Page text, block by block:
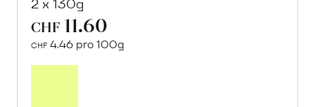
2 x 130g
CHF 11.60
CHF 4.46 pro 100g